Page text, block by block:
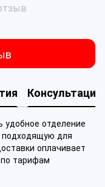
Консультация
отделение
подходящую для
оплачивает
по тарифам